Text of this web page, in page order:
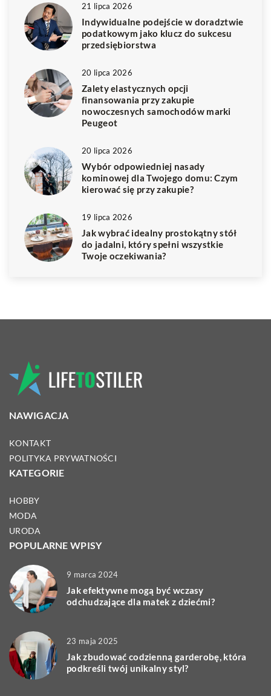
21 lipca 2026
Indywidualne podejście w doradztwie
podatkowym jako klucz do sukcesu
przedsiębiorstwa
20 lipca 2026
Zalety elastycznych opcji
finansowania przy zakupie
nowoczesnych samochodów marki
Peugeot
20 lipca 2026
Wybór odpowiedniej nasady
kominowej dla Twojego domu: Czym
kierować się przy zakupie?
19 lipca 2026
Jak wybrać idealny prostokątny stół
do jadalni, który spełni wszystkie
Twoje oczekiwania?
NAWIGACJA
KONTAKT
POLITYKA PRYWATNOŚCI
KATEGORIE
HOBBY
MODA
URODA
POPULARNE WPISY
9 marca 2024
Jak efektywne mogą być wczasy
odchudzające dla matek z dziećmi?
23 maja 2025
Jak zbudować codzienną garderobę, która
podkreśli twój unikalny styl?